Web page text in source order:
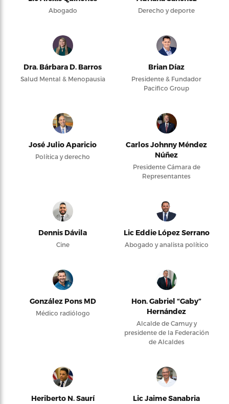
Abogado Derecho y deporte
Dra. Bárbara D. Barros
Salud Mental & Menopausia
Brian Díaz
Presidente & Fundador
Pacifico Group
José Julio Aparicio
Política y derecho
Carlos Johnny Méndez
Núñez
Presidente Cámara de
Representantes
Dennis Dávila
Cine
Lic Eddie López Serrano
Abogado y analista político
González Pons MD
Médico radiólogo
Hon. Gabriel “Gaby”
Hernández
Alcalde de Camuy y
presidente de la Federación
de Alcaldes
Heriberto N. Saurí Lic Jaime Sanabria